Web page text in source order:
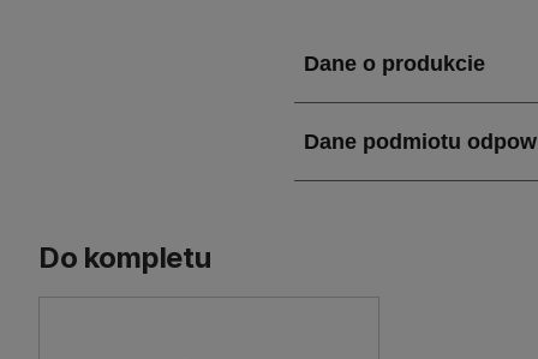
Jakie właściwości i
Podstawa wycieraczki
wymagających
Do kompletu